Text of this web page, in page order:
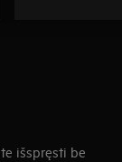
išspręsti be